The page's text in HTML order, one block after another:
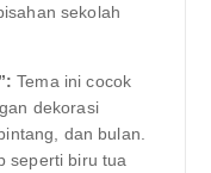
sekolah
Tema ini cocok
dekorasi
dan bulan.
seperti biru tua